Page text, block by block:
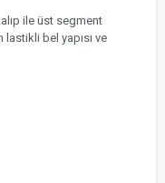
ile üst segment
bel yapısı ve